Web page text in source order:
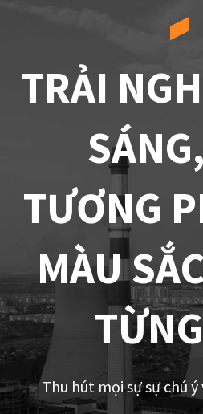
TRẢI
TƯƠNG
MÀU
Thu hút mọi sự sự chú